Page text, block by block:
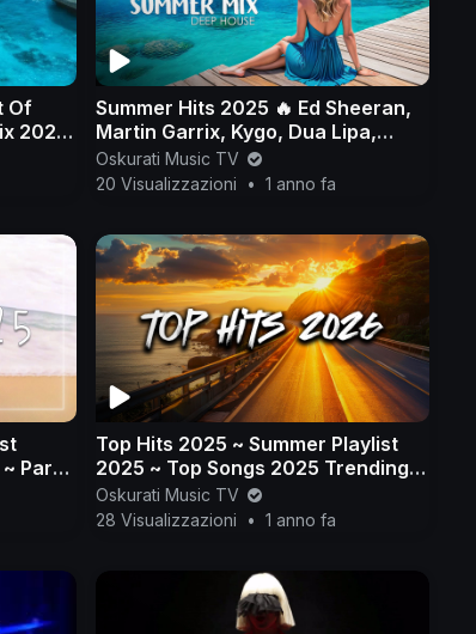
Of
2025
Summer Hits 2025 🔥 Ed Sheeran,
Martin Garrix, Kygo, Dua Lipa,
Avicii, The Chainsmokers Style #5
Oskurati Music TV
20 Visualizzazioni
• 1 anno fa
Party
Top Hits 2025 ~ Summer Playlist
2025 ~ Top Songs 2025 Trending
Music 🎶🎧
Oskurati Music TV
28 Visualizzazioni
• 1 anno fa